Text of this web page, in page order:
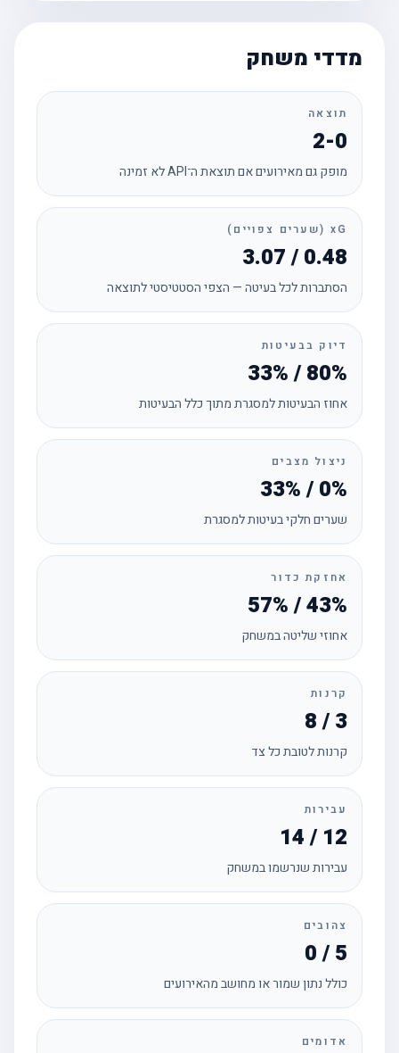
מדדי משחק
תוצאה
2-0
מופק גם מאירועים אם תוצאת ה־API לא זמינה
xG (שערים צפויים)
3.07 / 0.48
הסתברות לכל בעיטה — הצפי הסטטיסטי לתוצאה
דיוק בבעיטות
33% / 80%
אחוז הבעיטות למסגרת מתוך כלל הבעיטות
ניצול מצבים
33% / 0%
שערים חלקי בעיטות למסגרת
אחזקת כדור
57% / 43%
אחוזי שליטה במשחק
קרנות
8 / 3
קרנות לטובת כל צד
עבירות
14 / 12
עבירות שנרשמו במשחק
צהובים
0 / 5
כולל נתון שמור או מחושב מהאירועים
אדומים